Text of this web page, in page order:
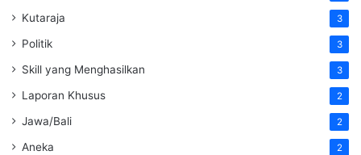
Kutaraja 3
Politik 3
Skill yang Menghasilkan 3
Laporan Khusus 2
Jawa/Bali 2
Aneka 2